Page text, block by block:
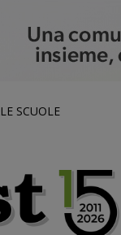
SCUOLE